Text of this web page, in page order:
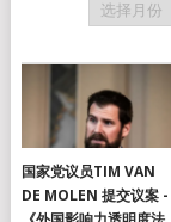
档
国家党议员TIM VAN
DE MOLEN 提交议案 -